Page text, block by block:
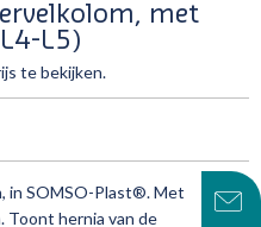
met
L5)
te bekijken.
in SOMSO-Plast®.Met
Toont hernia van de